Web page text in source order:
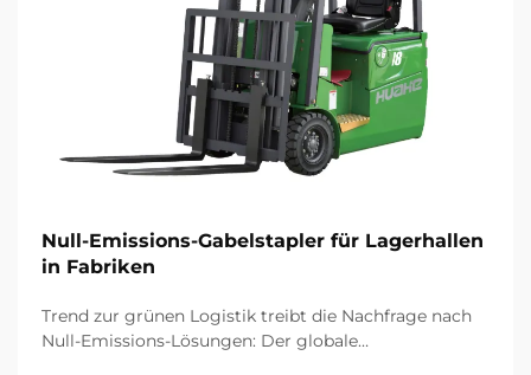
Null-Emissions-Gabelstapler für Lagerhallen
in Fabriken
Trend zur grünen Logistik treibt die Nachfrage nach
Null-Emissions-Lösungen: Der globale